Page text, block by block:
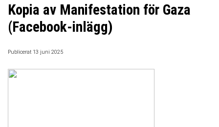
Kopia av Manifestation för Gaza
(Facebook-inlägg)
Publicerat 13 juni 2025